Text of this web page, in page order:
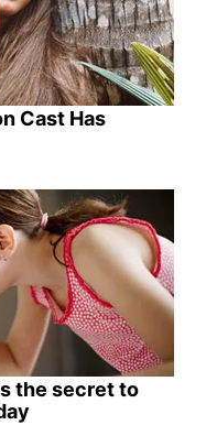
Cast Has
the secret to